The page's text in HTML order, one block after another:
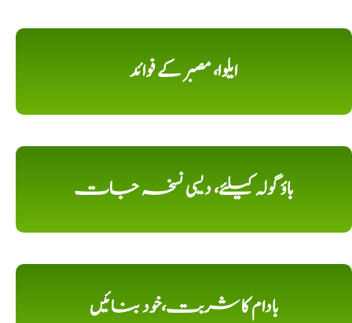
ایلوا، مصبر کے فوائد
باؤ گولہ کیلئے، دیسی نسخہ جات
بادام کا شربت،خود بنائیں